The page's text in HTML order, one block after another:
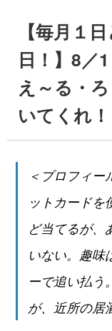
【毎月１
日！】8／
え～る・
いてくれ！
＜プロフィ
ットカード
ど当てるが、
いない。趣味
ーで追い払う
が、近所の居